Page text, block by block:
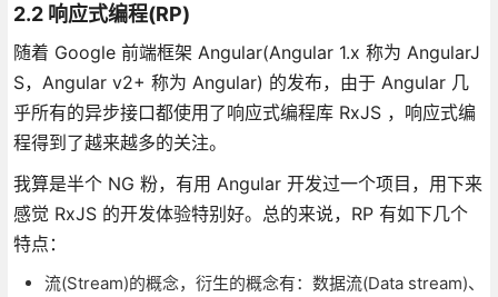
2.2 响应式编程(RP)
随着 Google 前端框架 Angular(Angular 1.x 称为 AngularJ
S，Angular v2+ 称为 Angular) 的发布，由于 Angular 几
乎所有的异步接口都使用了响应式编程库 RxJS ，响应式编
程得到了越来越多的关注。
我算是半个 NG 粉，有用 Angular 开发过一个项目，用下来
感觉 RxJS 的开发体验特别好。总的来说，RP 有如下几个
特点：
流(Stream)的概念，衍生的概念有：数据流(Data stream)、